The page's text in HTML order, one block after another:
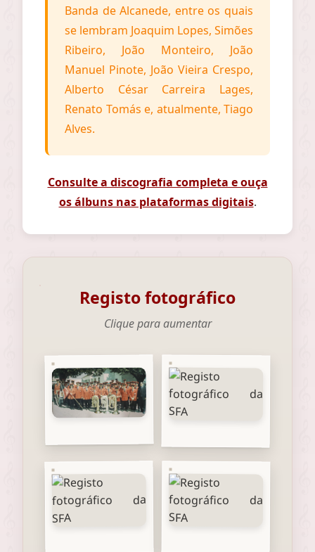
Banda de Alcanede, entre os quais
se lembram Joaquim Lopes, Simões
Ribeiro, João Monteiro, João
Manuel Pinote, João Vieira Crespo,
Alberto César Carreira Lages,
Renato Tomás e, atualmente, Tiago
Alves.
Consulte a discografia completa e ouça
os álbuns nas plataformas digitais.
Registo fotográfico
Clique para aumentar